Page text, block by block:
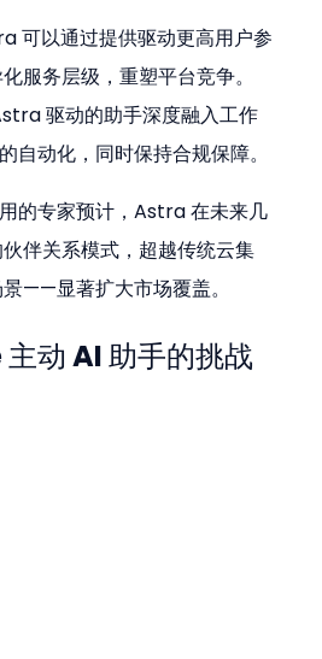
可以通过提供驱动更高用户参
服务层级，重塑平台竞争。
驱动的助手深度融入工作
动化，同时保持合规保障。
的专家预计，Astra 在未来几
伴关系模式，超越传统云集
——显著扩大市场覆盖。
动 AI 助手的挑战